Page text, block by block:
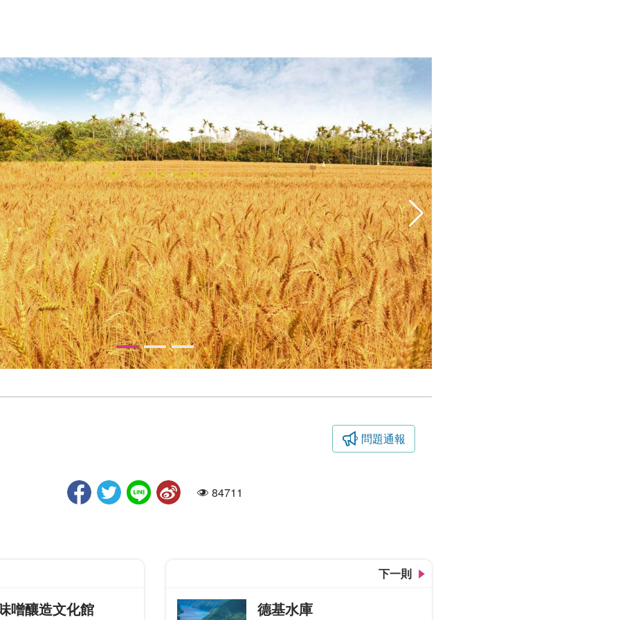
問題通報
人氣84711
噌釀造文化館
下一則
德基水庫